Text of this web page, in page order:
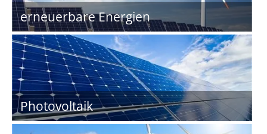
erneuerbare Energien
Photovoltaik